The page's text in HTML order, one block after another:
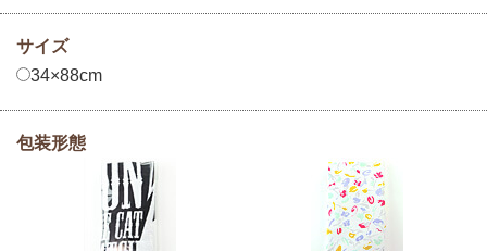
サイズ
34×88cm
包装形態